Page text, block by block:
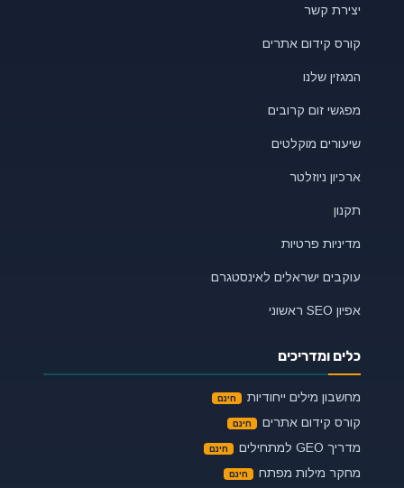
יצירת קשר
קורס קידום אתרים
המגזין שלנו
מפגשי זום קרובים
שיעורים מוקלטים
ארכיון ניוזלטר
תקנון
מדיניות פרטיות
עוקבים ישראלים לאינסטגרם
אפיון SEO ראשוני
כלים ומדריכים
מחשבון מילים ייחודיות
קורס קידום אתרים
מדריך GEO למתחילים
מחקר מילות מפתח